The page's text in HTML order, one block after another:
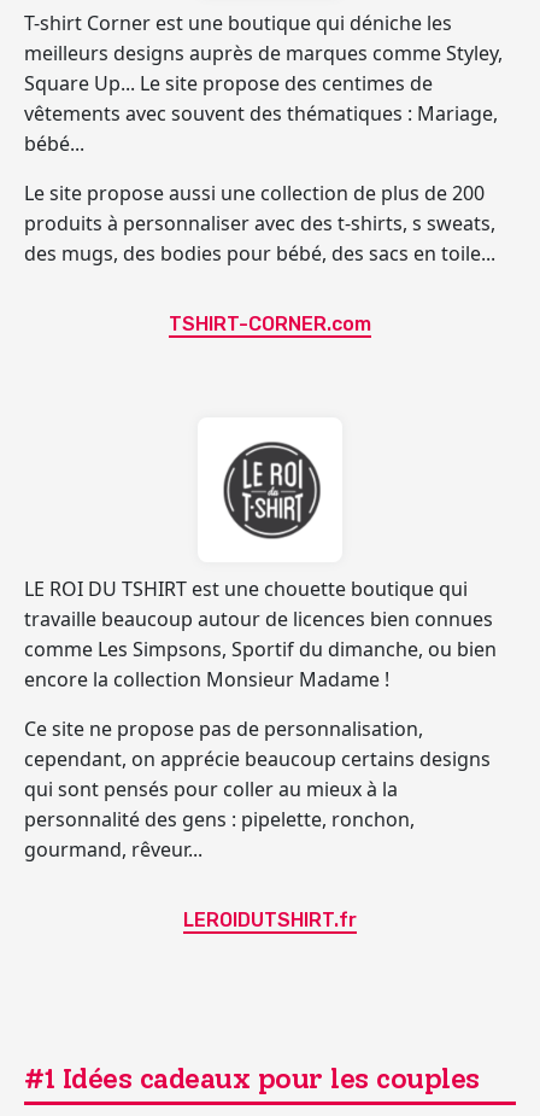
T-shirt Corner est une boutique qui déniche les
meilleurs designs auprès de marques comme Styley,
Square Up... Le site propose des centimes de
vêtements avec souvent des thématiques : Mariage,
bébé...
Le site propose aussi une collection de plus de 200
produits à personnaliseravec des t-shirts, s sweats,
des mugs, des bodies pour bébé, des sacs en toile...
TSHIRT-CORNER.com
LE ROI DU TSHIRT est une chouette boutique qui
travaille beaucoup autour de licences bien connues
comme Les Simpsons, Sportif du dimanche, ou bien
encore la collection Monsieur Madame !
Ce site ne propose pas de personnalisation,
cependant, on apprécie beaucoup certains designs
qui sont pensés pour coller au mieux à la
personnalité des gens : pipelette, ronchon,
gourmand, rêveur...
LEROIDUTSHIRT.fr
#1 Idées cadeaux pour les couples